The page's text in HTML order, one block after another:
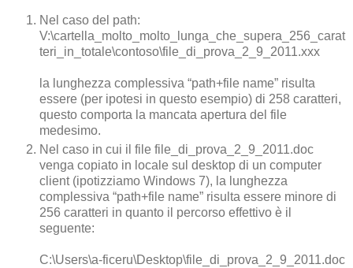
Nel caso del path:
V:\cartella_molto_molto_lunga_che_supera_256_carat
teri_in_totale\contoso\file_di_prova_2_9_2011.xxx
la lunghezza complessiva “path+file name” risulta
essere (per ipotesi in questo esempio) di 258 caratteri,
questo comporta la mancata apertura del file
medesimo.
Nel caso in cui il file file_di_prova_2_9_2011.doc
venga copiato in locale sul desktop di un computer
client (ipotizziamo Windows 7), la lunghezza
complessiva “path+file name” risulta essere minore di
256 caratteri in quanto il percorso effettivo è il
seguente:
C:\Users\a-ficeru\Desktop\file_di_prova_2_9_2011.doc